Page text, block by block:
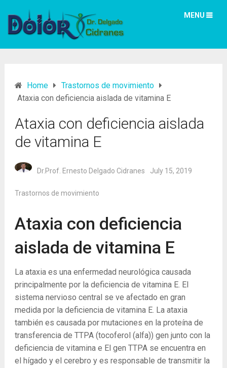
MENU
Home
Trastornos de movimiento
Ataxia con deficiencia aislada de vitamina E
Ataxia con deficiencia aislada
de vitamina E
Dr.Prof. Ernesto Delgado Cidranes July 15, 2019
Trastornos de movimiento
Ataxia con deficiencia
aislada de vitamina E
La ataxia es una enfermedad neurológica causada
principalmente por la deficiencia de vitamina E. El
sistema nervioso central se ve afectado en gran
medida por la deficiencia de vitamina E. La ataxia
también es causada por mutaciones en la proteína de
transferencia de TTPA (tocoferol (alfa)) gen junto con la
deficiencia de vitamina e El gen TTPA se encuentra en
el hígado y el cerebro y es responsable de transmitir la